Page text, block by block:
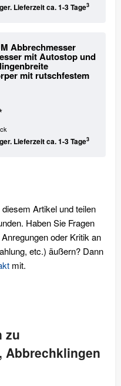
Lieferzeit ca. 1-3 Tage3
Abbrechmesser
mit Autostop und
mit rutschfestem
Lieferzeit ca. 1-3 Tage3
Artikel und teilen
Haben Sie Fragen
oder Kritik an
etc.) äußern? Dann
mit.
zu
Abbrechklingen